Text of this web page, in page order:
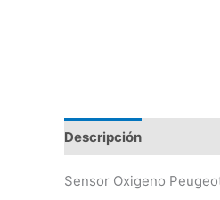
Descripción
Sensor Oxigeno